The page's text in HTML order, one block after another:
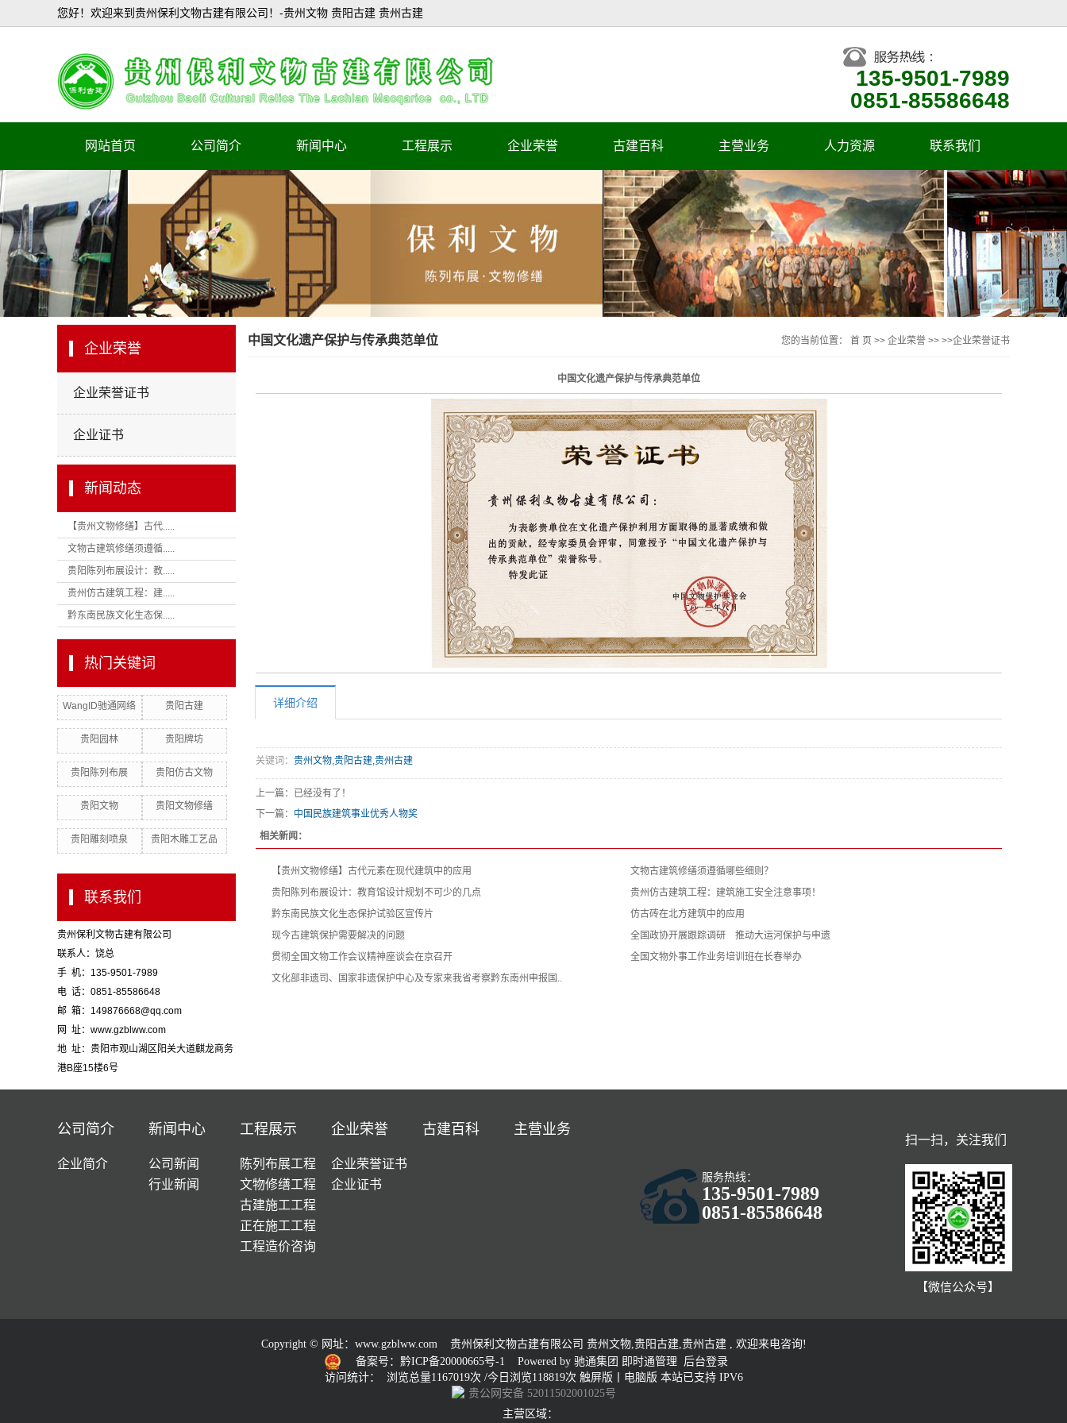
您好！欢迎来到贵州保利文物古建有限公司！-贵州文物 贵阳古建 贵州古建
135-9501-7989
0851-85586648
网站首页 公司简介
企业简介
新闻中心
公司新闻
行业新闻
工程展示
古建施工工程
正在施工工程
工程造价咨询
企业荣誉 古建百科 主营业务 人力资源
企业人才观
招聘信息
联系我们
企业荣誉
企业荣誉证书
企业证书
新闻动态
【贵州文物修缮】古代.....
文物古建筑修缮须遵循.....
贵阳陈列布展设计：教.....
贵州仿古建筑工程：建.....
黔东南民族文化生态保.....
热门关键词
WangID驰通网络 贵阳古建
贵阳园林 贵阳牌坊
贵阳陈列布展 贵阳仿古文物
贵阳文物 贵阳文物修缮
贵阳雕刻喷泉 贵阳木雕工艺品
联系我们
贵州保利文物古建有限公司
联系人：饶总
手 机：135-9501-7989
电 话：0851-85586648
邮 箱：149876668@qq.com
网 址：www.gzblww.com
地 址：贵阳市观山湖区阳关大道麒龙商务
港B座15楼6号
中国文化遗产保护与传承典范单位 您的当前位置： 首 页 >> 企业荣誉 >> >>企业荣誉证书
中国文化遗产保护与传承典范单位
详细介绍
关键词： 贵州文物,贵阳古建,贵州古建
上一篇：已经没有了！
下一篇： 中国民族建筑事业优秀人物奖
相关新闻：
【贵州文物修缮】古代元素在现代建筑中的应用
文物古建筑修缮须遵循哪些细则？
贵阳陈列布展设计：教育馆设计规划不可少的几点
贵州仿古建筑工程：建筑施工安全注意事项！
黔东南民族文化生态保护试验区宣传片
仿古砖在北方建筑中的应用
现今古建筑保护需要解决的问题
全国政协开展跟踪调研 推动大运河保护与申遗
贯彻全国文物工作会议精神座谈会在京召开
全国文物外事工作业务培训班在长春举办
文化部非遗司、国家非遗保护中心及专家来我省考察黔东南州申报国..
公司简介
企业简介
新闻中心
公司新闻
行业新闻
工程展示
陈列布展工程
文物修缮工程
古建施工工程
正在施工工程
工程造价咨询
企业荣誉
企业荣誉证书
企业证书
古建百科 主营业务
服务热线：
135-9501-7989
0851-85586648
扫一扫，关注我们
【微信公众号】
Copyright © 网址： www.gzblww.com贵州保利文物古建有限公司 贵州文物,贵阳古建,贵州古建 , 欢迎来电咨询!
备案号：黔ICP备20000665号-1
Powered by 驰通集团 即时通管理
后台登录
访问统计： 浏览总量1167019次 /今日浏览118819次 触屏版 电脑版 本站已支持 IPV6
贵公网安备 52011502001025号
主营区域：